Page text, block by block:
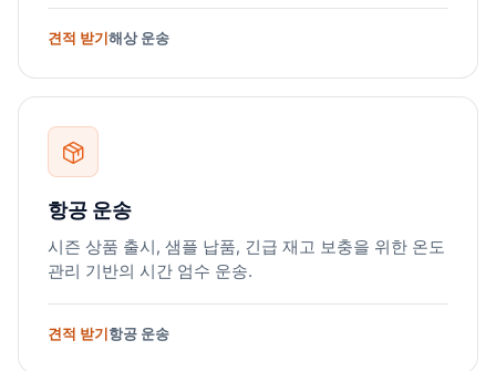
견적 받기해상 운송
항공 운송
시즌 상품 출시, 샘플 납품, 긴급 재고 보충을 위한 온도
관리 기반의 시간 엄수 운송.
견적 받기항공 운송